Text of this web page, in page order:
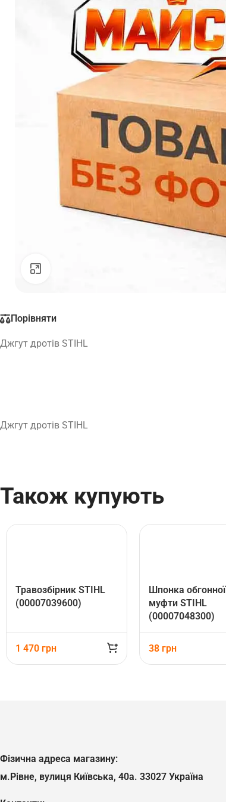
Порівняти
Джгут дротів STIHL
Джгут дротів STIHL
Також купують
Травозбірник STIHL
(00007039600)
1 470 грн
Шпонка обгонної
муфти STIHL
(00007048300)
38 грн
Фізична адреса магазину:
м.Рівне, вулиця Київська, 40а. 33027 Україна